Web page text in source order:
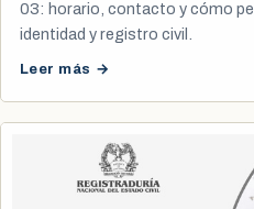
03: horario, contacto y cómo
identidad y registro civil.
Leer más →